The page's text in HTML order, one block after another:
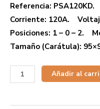
Referencia:
Corriente: 120A.
Posiciones: 1 – 0 – 2.
Tamaño (Carátula):
Añadir al